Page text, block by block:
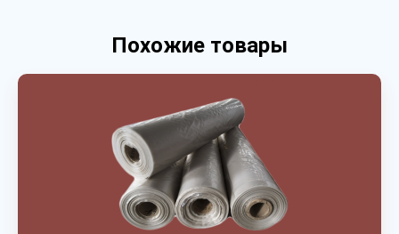
Похожие товары